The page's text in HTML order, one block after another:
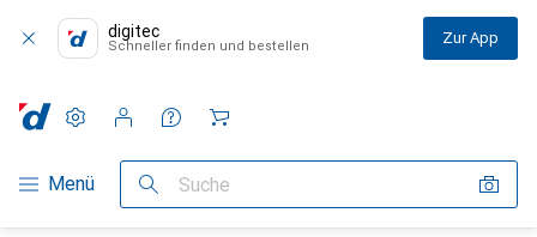
digitec
Schneller finden und bestellen Zur App
Navigation nach Kategorien
Menü Suche
Einstellungen
Kundenkonto
Vergleichslisten
Merklisten
Warenkorb